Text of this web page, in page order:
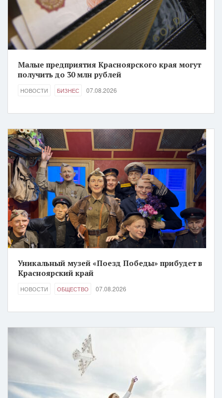
Малые предприятия Красноярского края могут
получить до 30 млн рублей
НОВОСТИ БИЗНЕС 07.08.2026
Уникальный музей «Поезд Победы» прибудет в
Красноярский край
НОВОСТИ ОБЩЕСТВО 07.08.2026